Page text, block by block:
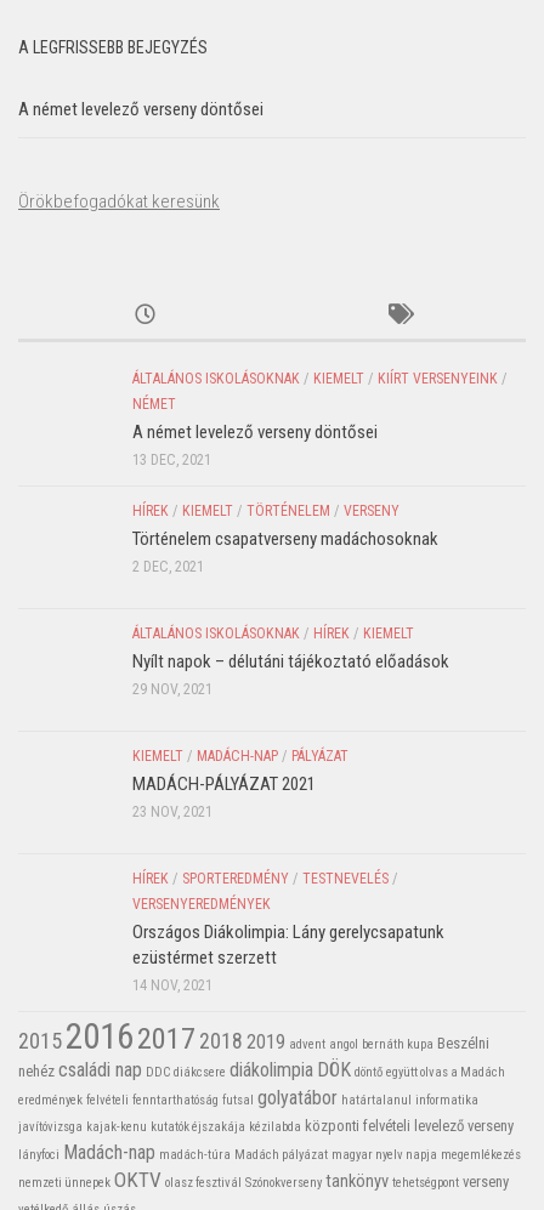
A LEGFRISSEBB BEJEGYZÉS
A német levelező verseny döntősei
Örökbefogadókat keresünk
ÁLTALÁNOS ISKOLÁSOKNAK / KIEMELT / KIÍRT VERSENYEINK /
NÉMET
A német levelező verseny döntősei
13 DEC, 2021
HÍREK / KIEMELT / TÖRTÉNELEM / VERSENY
Történelem csapatverseny madáchosoknak
2 DEC, 2021
ÁLTALÁNOS ISKOLÁSOKNAK / HÍREK / KIEMELT
Nyílt napok – délutáni tájékoztató előadások
29 NOV, 2021
KIEMELT / MADÁCH-NAP / PÁLYÁZAT
MADÁCH-PÁLYÁZAT 2021
23 NOV, 2021
HÍREK / SPORTEREDMÉNY / TESTNEVELÉS /
VERSENYEREDMÉNYEK
Országos Diákolimpia: Lány gerelycsapatunk
ezüstérmet szerzett
14 NOV, 2021
201520162017 2018 2019 advent angol bernáth kupa Beszélni
nehéz családi nap DDC diákcsere diákolimpia DÖK döntő együtt olvas a Madách
eredmények felvételi fenntarthatóság futsal golyatábor határtalanul
informatika
javítóvizsga kajak-kenu kutatók éjszakája kézilabda központi felvételi levelező verseny
lányfoci Madách-nap madách-túra Madách pályázat magyar nyelv napja megemlékezés
nemzeti ünnepek OKTV olasz fesztivál Szónokverseny tankönyv tehetségpont verseny